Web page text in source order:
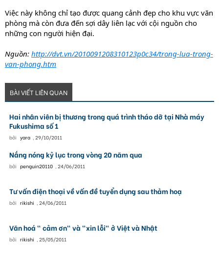
Việc này không chỉ tạo được quang cảnh đẹp cho khu vực văn
phòng mà còn đưa đến sợi dây liên lạc với cội nguồn cho
những con người hiện đại.
Nguồn: http://dvt.vn/2010091208310123p0c34/trong-lua-trong-
van-phong.htm
BÀI VIẾT LIÊN QUAN
Hai nhân viên bị thương trong quá trình tháo dỡ tại Nhà máy
Fukushima số 1
bởi yara , 29/10/2011
Nắng nóng kỷ lục trong vòng 20 năm qua
bởi penguin20110 , 24/06/2011
Tư vấn điện thoại về vấn đề tuyển dụng sau thảm hoạ
bởi rikishi , 24/06/2011
Văn hoá " cảm ơn" và "xin lỗi" ở Việt và Nhật
bởi rikishi , 25/05/2011